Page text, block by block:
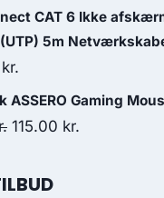
price
is:
CAT 6 Ikke
5m
kr.
price
is:
ASSERO Gaming
Original
was:
115.00 kr.